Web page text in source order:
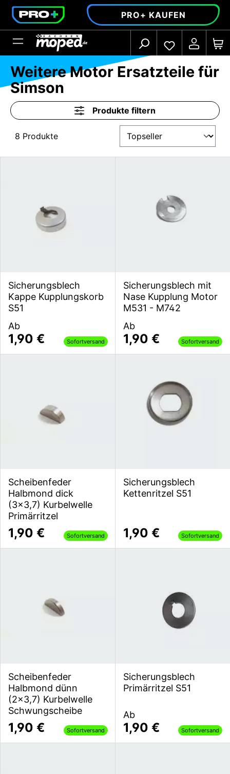
springen PRO+ KAUFEN
Weitere Motor Ersatzteile für
Simson
Produkte filtern
8 Produkte
Sicherungsblech
Kappe Kupplungskorb
S51
Ab
1,90 € Sofortversand
Sicherungsblech mit
Nase Kupplung Motor
M531 - M742
Ab
1,90 € Sofortversand
Scheibenfeder
Halbmond dick
(3x3,7) Kurbelwelle
Primärritzel
1,90 € Sofortversand
Sicherungsblech
Kettenritzel S51
1,90 € Sofortversand
Scheibenfeder
Halbmond dünn
(2x3,7) Kurbelwelle
Schwungscheibe
1,90 € Sofortversand
Sicherungsblech
Primärritzel S51
Ab
1,90 € Sofortversand